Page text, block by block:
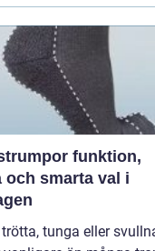
funktion,
och smarta val i
tunga eller